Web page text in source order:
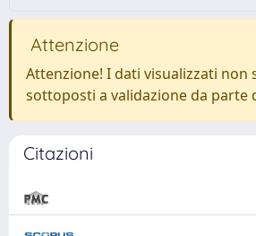
Attenzione
Attenzione! I dati visualizzati non
sottoposti a validazione da parte
Citazioni